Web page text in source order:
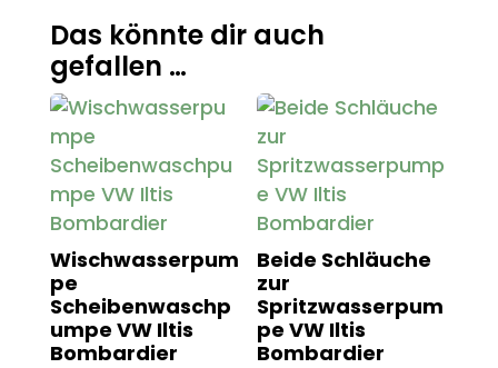
Das könnte dir auch
gefallen …
Wischwasserpum
pe
Scheibenwaschp
umpe VW Iltis
Bombardier
Beide Schläuche
zur
Spritzwasserpum
pe VW Iltis
Bombardier